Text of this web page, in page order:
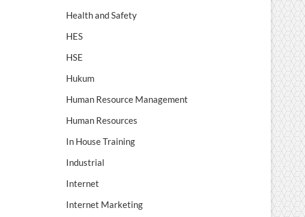
Health and Safety
HES
HSE
Hukum
Human Resource Management
Human Resources
In House Training
Industrial
Internet
Internet Marketing